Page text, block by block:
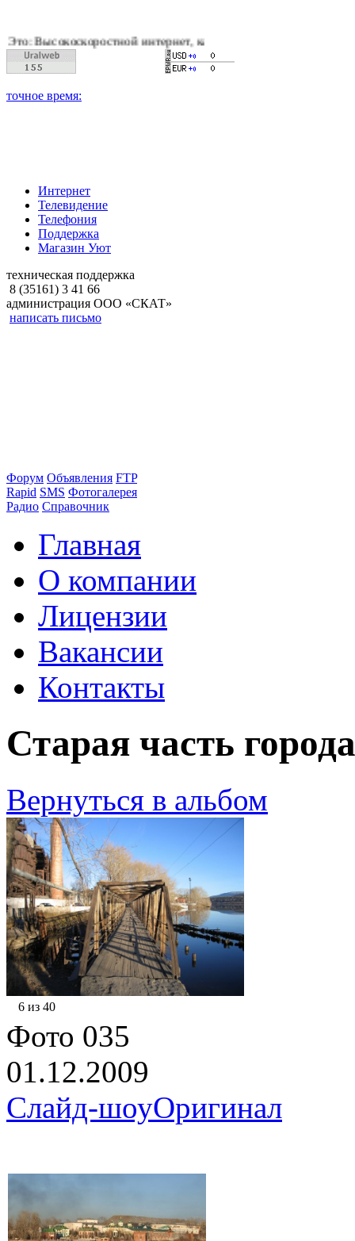
интернет, качественное цифровое и кабельное
Интернет
Телевидение
Телефония
Поддержка
Магазин Уют
техническая поддержка
8 (35161) 3 41 66
администрация ООО «СКАТ»
написать письмо
Форум Объявления FTP
Rapid SMS Фотогалерея
Радио Справочник
Главная
О компании
Лицензии
Вакансии
Контакты
Старая часть
Вернуться в альбом
6 из 40
Фото 035
01.12.2009
Слайд-шоуОригинал